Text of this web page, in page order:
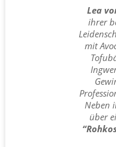
Lea
ihrer
mit
Neben
über